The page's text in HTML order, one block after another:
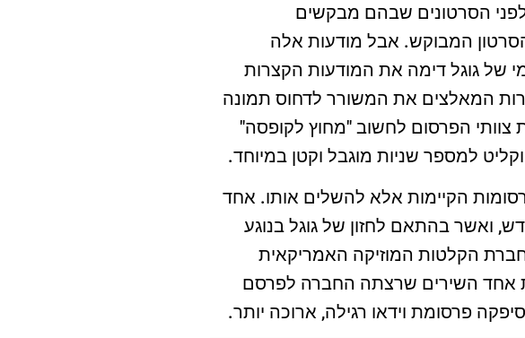
לפני הסרטונים שבהם מבקשים
המבוקש. אבל מודעות אלה
של גוגל דימה את המודעות הקצרות
המאלצים את המשורר לדחוס תמונה
הפרסום לחשוב "מחוץ לקופסה"
למספר שניות מוגבל וקטן במיוחד.
הקיימות אלא להשלים אותו. אחד
ואשר בהתאם לחזון של גוגל בנוגע
הקלטות המוזיקה האמריקאית
אחד השירים שרצתה החברה לפרסם
פרסומת וידאו רגילה, ארוכה יותר.